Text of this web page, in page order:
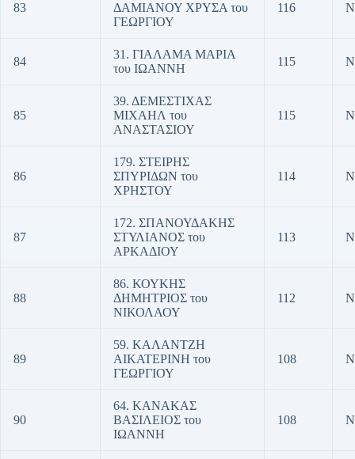
83
ΔΑΜΙΑΝΟΥ ΧΡΥΣΑ του
ΓΕΩΡΓΙΟΥ
116
84
31. ΓΙΑΛΑΜΑ ΜΑΡΙΑ
του ΙΩΑΝΝΗ
115
85
39. ΔΕΜΕΣΤΙΧΑΣ
ΜΙΧΑΗΛ του
ΑΝΑΣΤΑΣΙΟΥ
115
86
179. ΣΤΕΙΡΗΣ
ΣΠΥΡΙΔΩΝ του
ΧΡΗΣΤΟΥ
114
87
172. ΣΠΑΝΟΥΔΑΚΗΣ
ΣΤΥΛΙΑΝΟΣ του
ΑΡΚΑΔΙΟΥ
113
88
86. ΚΟΥΚΗΣ
ΔΗΜΗΤΡΙΟΣ του
ΝΙΚΟΛΑΟΥ
112
89
59. ΚΑΛΑΝΤΖΗ
ΑΙΚΑΤΕΡΙΝΗ του
ΓΕΩΡΓΙΟΥ
108
90
64. ΚΑΝΑΚΑΣ
ΒΑΣΙΛΕΙΟΣ του
ΙΩΑΝΝΗ
108